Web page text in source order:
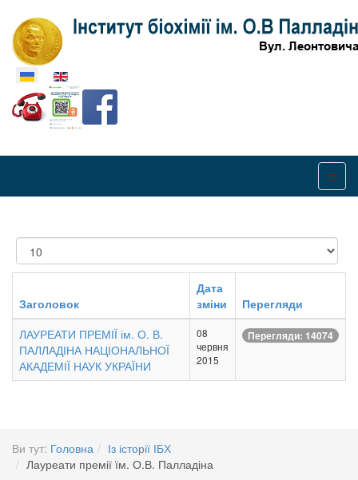
Оберіть свою мову
Показувати
Заголовок
Дата
зміни
Перегляди
ЛАУРЕАТИ ПРЕМІЇ ім. О. В.
ПАЛЛАДІНА НАЦІОНАЛЬНОЇ
АКАДЕМІЇ НАУК УКРАЇНИ
08
червня
2015
Перегляди: 14074
Ви тут: Головна
Із історії ІБХ
Лауреати премії їм. О.В. Палладіна